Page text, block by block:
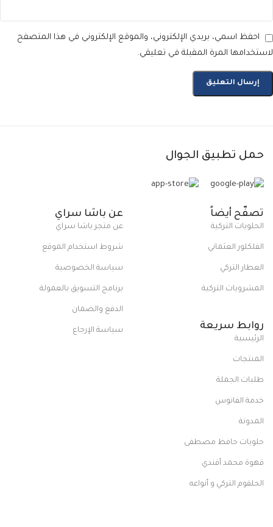
احفظ اسمي، بريدي الإلكتروني، والموقع الإلكتروني في هذا المتصفح
لاستخدامها المرة المقبلة في تعليقي.
حمل تطبيق الجوال
عن باشا سراي
عن متجر باشا سراي
شروط استخدام الموقع
سياسة الخصوصية
برنامج التسويق بالعمولة
الدفع والضمان
سياسة الإرجاع
تصفّح أيضاً
الحلويات التركية
الفلكلور العثماني
العطار التركي
المشروبات التركية
روابط سريعة
الرئيسية
المنتجات
طلبات الجملة
خدمة الفانوس
المدونة
حلويات حافظ مصطفى
قهوة محمد أفندي
الحلقوم التركي و أنواعه